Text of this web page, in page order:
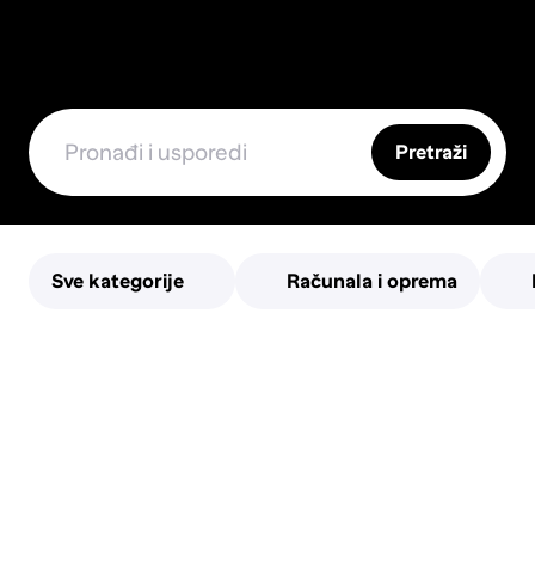
Pretraži
Sve kategorije Računala i oprema